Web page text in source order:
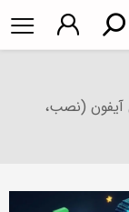
آیفون (نصب،